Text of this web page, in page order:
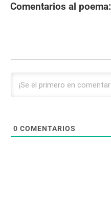
Comentarios al poema:
0 COMENTARIOS